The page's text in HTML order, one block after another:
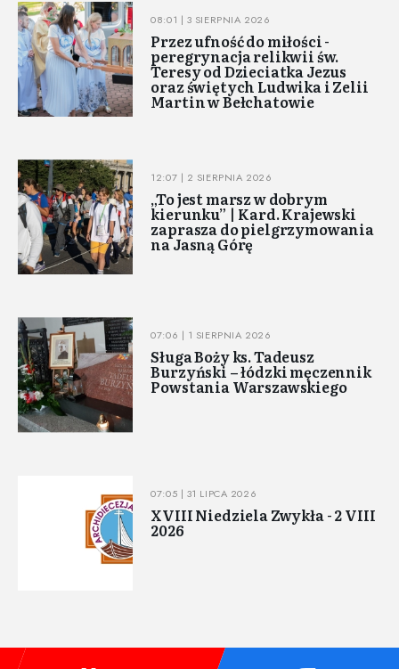
08:01 | 3 SIERPNIA 2026
Przez ufność do miłości -
peregrynacja relikwii św.
Teresy od Dzieciatka Jezus
oraz świętych Ludwika i Zelii
Martin w Bełchatowie
12:07 | 2 SIERPNIA 2026
„To jest marsz w dobrym
kierunku” | Kard. Krajewski
zaprasza do pielgrzymowania
na Jasną Górę
07:06 | 1 SIERPNIA 2026
Sługa Boży ks. Tadeusz
Burzyński – łódzki męczennik
Powstania Warszawskiego
07:05 | 31 LIPCA 2026
XVIII Niedziela Zwykła - 2 VIII
2026